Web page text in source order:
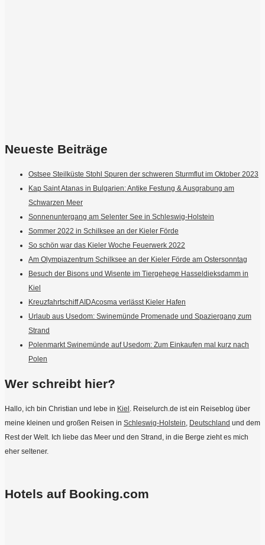
Neueste Beiträge
Ostsee Steilküste Stohl Spuren der schweren Sturmflut im Oktober 2023
Kap Saint Atanas in Bulgarien: Antike Festung & Ausgrabung am
Schwarzen Meer
Sonnenuntergang am Selenter See in Schleswig-Holstein
Sommer 2022 in Schilksee an der Kieler Förde
So schön war das Kieler Woche Feuerwerk 2022
Am Olympiazentrum Schilksee an der Kieler Förde am Ostersonntag
Besuch der Bisons und Wisente im Tiergehege Hasseldieksdamm in
Kiel
Kreuzfahrtschiff AIDAcosma verlässt Kieler Hafen
Urlaub aus Usedom: Swinemünde Promenade und Spaziergang zum
Strand
Polenmarkt Swinemünde auf Usedom: Zum Einkaufen mal kurz nach
Polen
Wer schreibt hier?
Hallo, ich bin Christian und lebe in Kiel . Reiselurch.de ist ein Reiseblog über
meine kleinen und großen Reisen in Schleswig-Holstein Deutschland und dem
Rest der Welt. Ich liebe das Meer und den Strand, in die Berge zieht es mich
eher seltener.
Hotels auf Booking.com